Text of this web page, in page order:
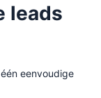
leads
eenvoudige